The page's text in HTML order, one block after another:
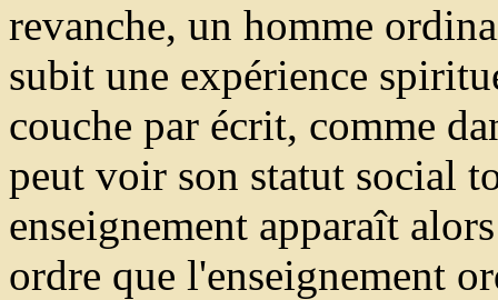
revanche, un homme
subit une expérience
couche par écrit, comme
peut voir son statut social
enseignement apparaît
ordre que l'enseignement